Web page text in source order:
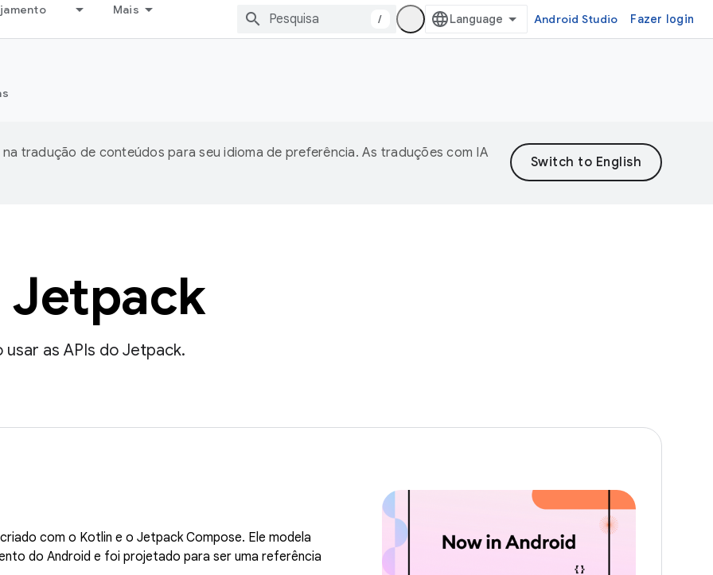
Mais
/ Android Studio Fazer login
tradução de conteúdos para seu idioma de preferência. As traduções com IA
Jetpack
as APIs do Jetpack.
com o Kotlin e o Jetpack Compose. Ele modela
do Android e foi projetado para ser uma referência